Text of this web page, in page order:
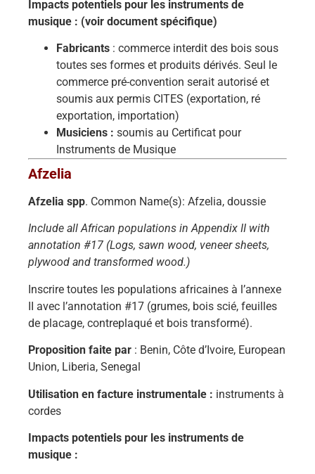
Impacts potentiels pour les instruments de
musique : (voir document spécifique)
Fabricants : commerce interdit des bois sous
toutes ses formes et produits dérivés. Seul le
commerce pré-convention serait autorisé et
soumis aux permis CITES (exportation, ré
exportation, importation)
Musiciens : soumis au Certificat pour
Instruments de Musique
Afzelia
Afzelia spp. Common Name(s): Afzelia, doussie
Include all African populations in Appendix II with
annotation #17 (Logs, sawn wood, veneer sheets,
plywood and transformed wood.)
Inscrire toutes les populations africaines à l’annexe
II avec l’annotation #17 (grumes, bois scié, feuilles
de placage, contreplaqué et bois transformé).
Proposition faite par : Benin, Côte d’Ivoire, European
Union, Liberia, Senegal
Utilisation en facture instrumentale : instruments à
cordes
Impacts potentiels pour les instruments de
musique :